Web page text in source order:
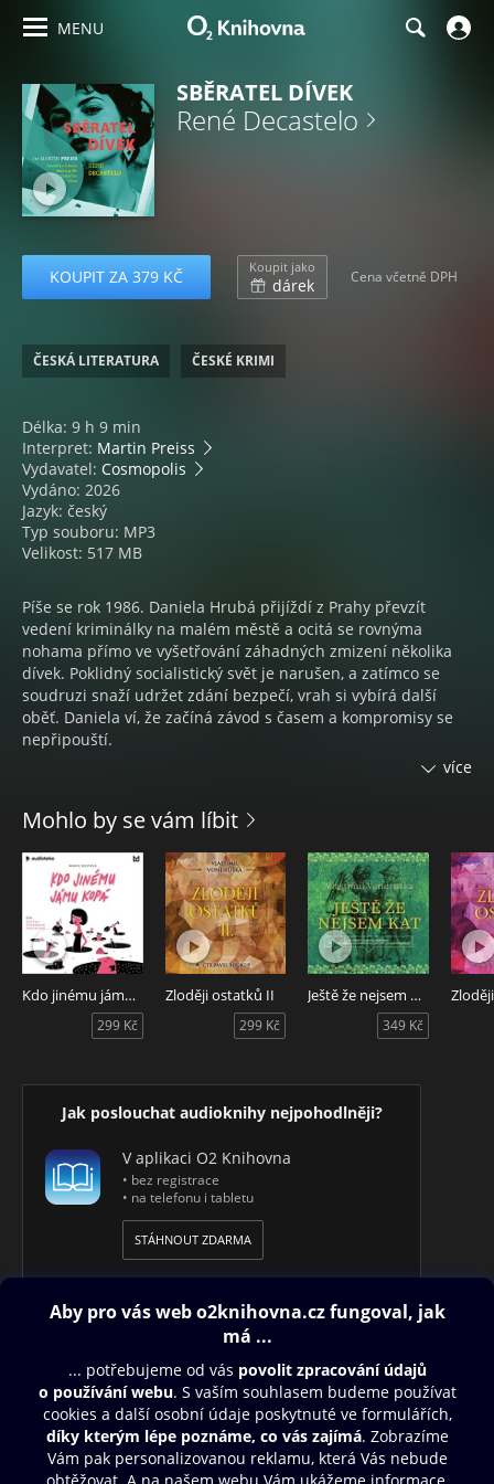
MENU
SBĚRATEL DÍVEK
René Decastelo
KOUPIT ZA 379 KČ Koupit jako
dárek Cena včetně DPH
ČESKÁ LITERATURA ČESKÉ KRIMI
Délka: 9 h 9 min
Interpret: Martin Preiss
Vydavatel: Cosmopolis
Vydáno: 2026
Jazyk: český
Typ souboru: MP3
Velikost: 517 MB
Píše se rok 1986. Daniela Hrubá přijíždí z Prahy převzít
vedení kriminálky na malém městě a ocitá se rovnýma
nohama přímo ve vyšetřování záhadných zmizení několika
dívek. Poklidný socialistický svět je narušen, a zatímco se
soudruzi snaží udržet zdání bezpečí, vrah si vybírá další
oběť. Daniela ví, že začíná závod s časem a kompromisy se
nepřipouští.
Audiokniha Sběratel dívek, autor René Decastelo, čte Martin
Preiss.
více
Mohlo by se vám líbit
Kdo jinému jámu kopá
299 Kč
Zloději ostatků II
299 Kč
Ještě že nejsem kat
349 Kč
Jak poslouchat audioknihy nejpohodlněji?
V aplikaci O2 Knihovna
• bez registrace
• na telefonu i tabletu
STÁHNOUT ZDARMA
Obsah ke stažení
Moje O2 Knihovna
Další zábava